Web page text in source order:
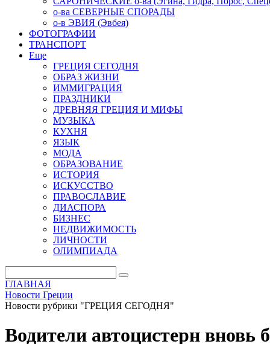
о-ва СЕВЕРНЫЕ СПОРАДЫ
о-в ЭВИЯ (Эвбея)
ФОТОГРАФИИ
ТРАНСПОРТ
Еще
ГРЕЦИЯ СЕГОДНЯ
ОБРАЗ ЖИЗНИ
ИММИГРАЦИЯ
ПРАЗДНИКИ
ДРЕВНЯЯ ГРЕЦИЯ И МИФЫ
МУЗЫКА
КУХНЯ
ЯЗЫК
МОДА
ОБРАЗОВАНИЕ
ИСТОРИЯ
ИСКУССТВО
ПРАВОСЛАВИЕ
ДИАСПОРА
БИЗНЕС
НЕДВИЖИМОСТЬ
ЛИЧНОСТИ
ОЛИМПИАДА
ГЛАВНАЯ
Новости Греции
Новости рубрики "ГРЕЦИЯ СЕГОДНЯ"
Водители автоцистерн вновь